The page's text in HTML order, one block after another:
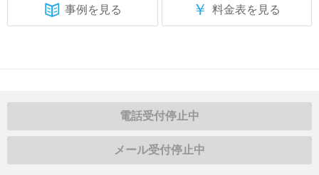
事例を見る ￥ 料金表を見る
電話受付停止中
メール受付停止中